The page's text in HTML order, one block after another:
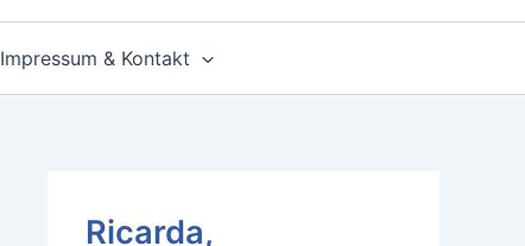
Impressum & Kontakt
Ricarda,